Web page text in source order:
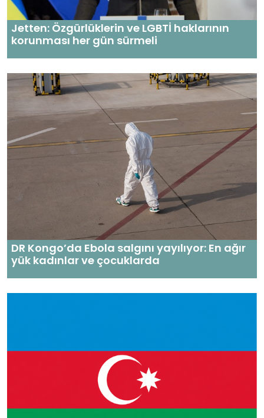
Jetten: Özgürlüklerin ve LGBTİ haklarının
korunması her gün sürmeli
DR Kongo’da Ebola salgını yayılıyor: En ağır
yük kadınlar ve çocuklarda